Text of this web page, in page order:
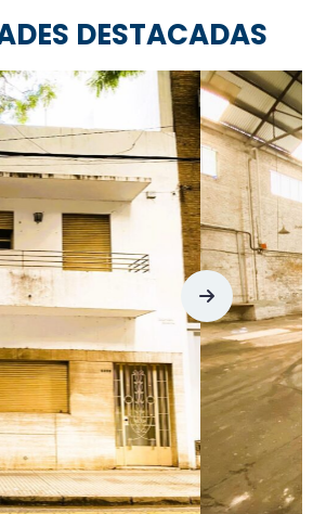
DESTACADAS
E/ Gaboto Y Garay